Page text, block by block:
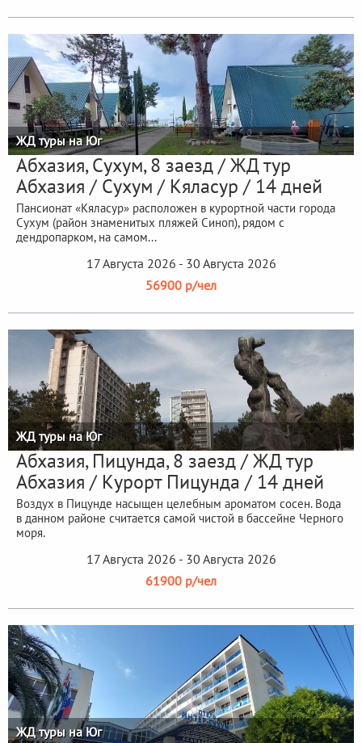
ЖД туры на Юг
Абхазия, Сухум, 8 заезд / ЖД тур
Абхазия / Сухум / Кяласур / 14 дней
Пансионат «Кяласур» расположен в курортной части города
Сухум (район знаменитых пляжей Синоп), рядом с
дендропарком, на самом...
17 Августа 2026 - 30 Августа 2026
56900 р/чел
ЖД туры на Юг
Абхазия, Пицунда, 8 заезд / ЖД тур
Абхазия / Курорт Пицунда / 14 дней
Воздух в Пицунде насыщен целебным ароматом сосен. Вода
в данном районе считается самой чистой в бассейне Черного
моря.
17 Августа 2026 - 30 Августа 2026
61900 р/чел
ЖД туры на Юг